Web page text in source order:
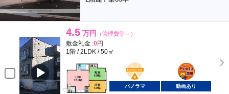
4.5 万円 （管理費等－）
敷金礼金 :0円
1階 / 2LDK / 50㎡
BunChinPAY
ポンタ
部屋
パノラマ 動画あり